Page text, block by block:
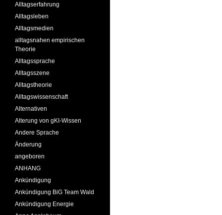
Alltagserfahrung
Alltagsleben
Alltagsmedien
alltagsnahen empirischen
Theorie
Alltagssprache
Alltagsszene
Alltagstheorie
Alltagswissenschaft
Alternativen
Alterung von gKI-Wissen
Andere Sprache
Änderung
angeboren
ANHANG
Ankündigung
Ankündigung BiG Team Wald
Ankündigung Energie